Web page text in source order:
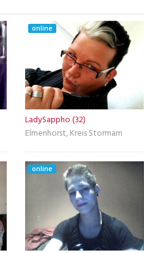
online
LadySappho (32)
Elmenhorst, Kreis Stormarn
online